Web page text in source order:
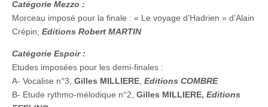
Catégorie Mezzo :
Morceau imposé pour la finale : « Le voyage d’Hadrien » d’Alain
Crépin, Editions Robert MARTIN
Catégorie Espoir :
Etudes imposées pour les demi-finales :
A- Vocalise n°3, Gilles MILLIERE Editions COMBRE
B- Etude rythmo-mélodique n°2, Gilles MILLIERE, Editions